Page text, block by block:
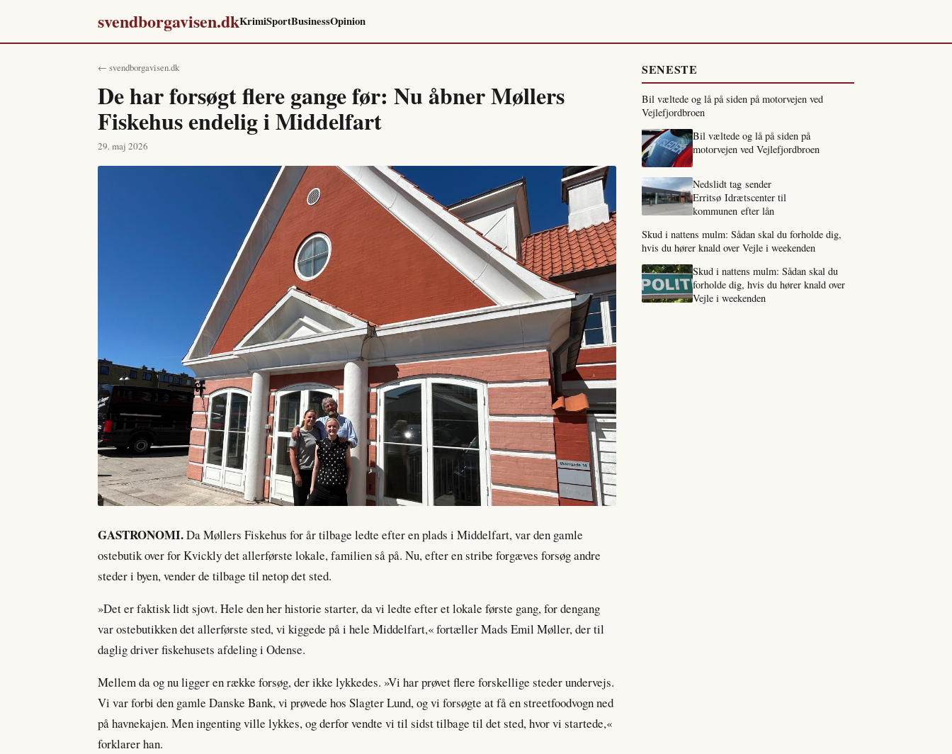
svendborgavisen.dkKrimiSportBusinessOpinion
← svendborgavisen.dk
De har forsøgt flere gange før: Nu åbner Møllers
Fiskehus endelig i Middelfart
29. maj 2026
GASTRONOMI.Da Møllers Fiskehus for år tilbage ledte efter en plads i Middelfart, var den gamle
ostebutik over for Kvickly det allerførste lokale, familien så på. Nu, efter en stribe forgæves forsøg andre
steder i byen, vender de tilbage til netop det sted.
»Det er faktisk lidt sjovt. Hele den her historie starter, da vi ledte efter et lokale første gang, for dengang
var ostebutikken det allerførste sted, vi kiggede på i hele Middelfart,« fortæller Mads Emil Møller, der til
daglig driver fiskehusets afdeling i Odense.
Mellem da og nu ligger en række forsøg, der ikke lykkedes. »Vi har prøvet flere forskellige steder undervejs.
Vi var forbi den gamle Danske Bank, vi prøvede hos Slagter Lund, og vi forsøgte at få en streetfoodvogn ned
på havnekajen. Men ingenting ville lykkes, og derfor vendte vi til sidst tilbage til det sted, hvor vi startede,«
forklarer han.
SENESTE
Bil væltede og lå på siden på motorvejen ved
Vejlefjordbroen
Bil væltede og lå på siden på
motorvejen ved Vejlefjordbroen
Nedslidt tag sender
Erritsø Idrætscenter til
kommunen efter lån
Skud i nattens mulm: Sådan skal du forholde dig,
hvis du hører knald over Vejle i weekenden
Skud i nattens mulm: Sådan skal du
forholde dig, hvis du hører knald over
Vejle i weekenden